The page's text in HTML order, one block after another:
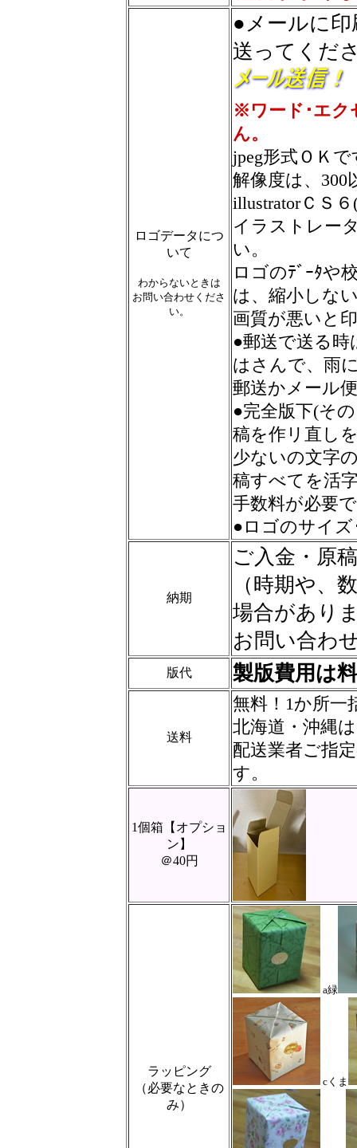
ロゴデータにつ
いて
わからないときは
お問い合わせくださ
い。
●メールに
送ってくだ
※ワード･エク
ん。
jpeg形式ＯＫで
解像度は、300
illustratorＣＳ
イラストレー
い。
ロゴのﾃﾞｰﾀや
は、縮小しな
画質が悪いと
●郵送で送る
はさんで、雨
郵送かメール
●完全版下(そ
稿を作リ直し
少ないの文字
稿すべてを活
手数料が必要
●ロゴのサイ
納期
ご入金・原
（時期や、
場合があり
お問い合わ
版代 製版費用は
送料
無料！1か所一
北海道・沖縄
配送業者ご指
す。
1個箱【オプショ
ン】
＠40円
ラッピング
（必要なときの
み）
a緑
cくま